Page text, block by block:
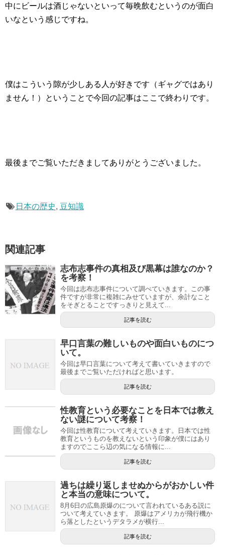
中にビールは酒じゃないといって毎晩飲むというのが面白
いなという感じですね。
僕はこういう隙が少しある人が好きです（ギャグではあり
ません！）ということで今回の記事はここで終わりです。
最後までご覧いただきましてありがとうございました。
日本の歴史, 豆知識
関連記事
志布志事件の真相及び黒幕は誰なのか？
を考察！
今回は志布志事件について調べていきます。この事
件ですが非常に複雑にみせていますが、余計なこと
をそぎとることですっきりと見えて...
記事を読む
早口言葉の難しいものや面白いものにつ
いて。
今回は早口言葉について考えて書いていきますので
最後までご覧いただければと思います。
記事を読む
性教育という必要なことを日本では教え
ない謎について考察！
今回は性教育について考えていきます。日本では性
教育というものを教えないという印象が僕にはあり
ますのでここら辺の気になる情報に...
記事を読む
過ちは繰り返しませぬからがおかしい件
と本当の意味について。
8月6日の広島原爆のについて言われているある説に
ついて考えていきます。 原爆はアメリカが飛行機か
ら落としたというデタラメが横行...
記事を読む